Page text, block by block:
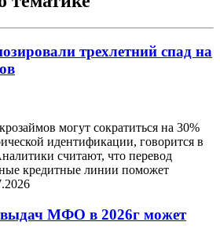
трехлетний спад на
могут сократиться на 30%
идентификации, говорится в
считают, что перевод
кредитные линии поможет
МФО в 2026г может